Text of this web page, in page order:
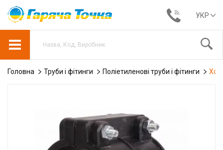
УКР
Головна Труби і фітинги Поліетиленові труби і фітинги